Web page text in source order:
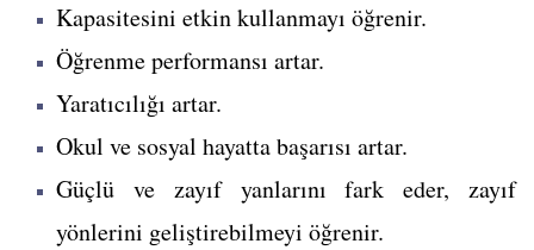
Kapasitesini etkin kullanmayı öğrenir.
Öğrenme performansı artar.
Yaratıcılığı artar.
Okul ve sosyal hayatta başarısı artar.
Güçlü ve zayıf yanlarını fark eder, zayıf
yönlerini geliştirebilmeyi öğrenir.